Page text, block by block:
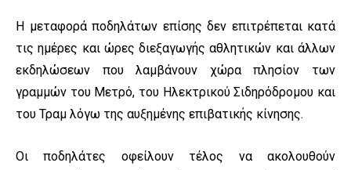
Η μεταφορά ποδηλάτων επίσης δεν επιτρέπεται κατά
τις ημέρες και ώρες διεξαγωγής αθλητικών και άλλων
εκδηλώσεων που λαμβάνουν χώρα πλησίον των
γραμμών του Μετρό, του Ηλεκτρικού Σιδηρόδρομου και
του Τραμ λόγω της αυξημένης επιβατικής κίνησης.
Οι ποδηλάτες οφείλουν τέλος να ακολουθούν